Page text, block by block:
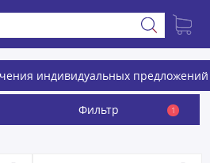
индивидуальных предложений
Фильтр 1